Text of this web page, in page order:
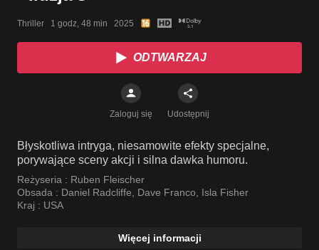
Thriller   1 godz, 48 min   2025
ODTWARZAJ
Zaloguj się Udostępnij
Błyskotliwa intryga, niesamowite efekty specjalne,
porywające sceny akcji i silna dawka humoru.
Reżyseria : Ruben Fleischer
Obsada : Daniel Radcliffe, Dave Franco, Isla Fisher
Kraj : USA
Więcej informacji